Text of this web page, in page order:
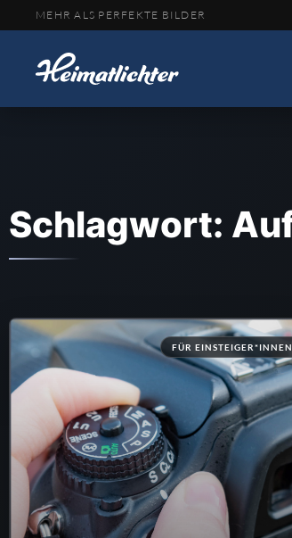
MEHR ALS PERFEKTE BILDER
Schlagwort:
FÜR EINSTEIGER*INNEN